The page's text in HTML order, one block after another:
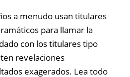
a menudo usan titulares
para llamar la
con los titulares tipo
revelaciones
exagerados. Lea todo